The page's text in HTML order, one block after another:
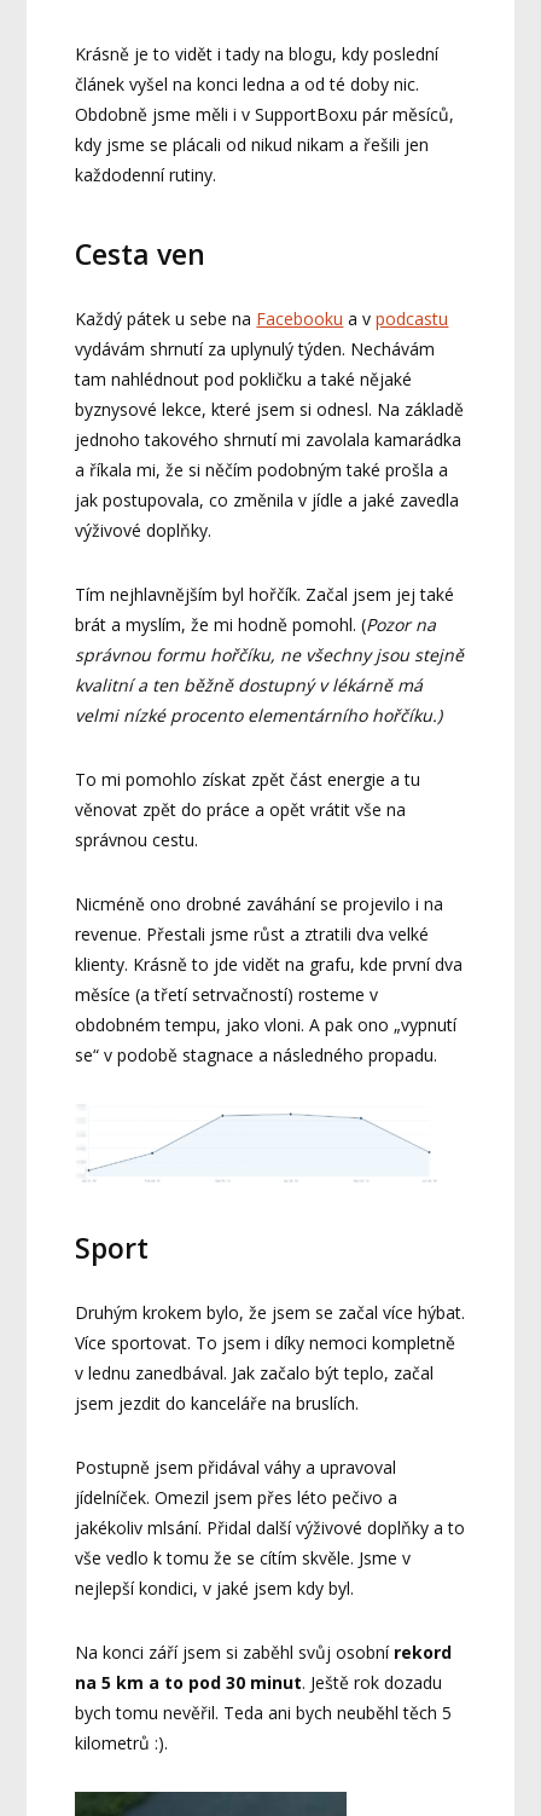
Krásně je to vidět i tady na blogu, kdy poslední
článek vyšel na konci ledna a od té doby nic.
Obdobně jsme měli i v SupportBoxu pár měsíců,
kdy jsme se plácali od nikud nikam a řešili jen
každodenní rutiny.
Cesta ven
Každý pátek u sebe na Facebooku a vpodcastu
vydávám shrnutí za uplynulý týden. Nechávám
tam nahlédnout pod pokličku a také nějaké
byznysové lekce, které jsem si odnesl. Na základě
jednoho takového shrnutí mi zavolala kamarádka
a říkala mi, že si něčím podobným také prošla a
jak postupovala, co změnila v jídle a jaké zavedla
výživové doplňky.
Tím nejhlavnějším byl hořčík. Začal jsem jej také
brát a myslím, že mi hodně pomohl. (Pozor na
správnou formu hořčíku, ne všechny jsou stejně
kvalitní a ten běžně dostupný v lékárně má
velmi nízké procento elementárního hořčíku.)
To mi pomohlo získat zpět část energie a tu
věnovat zpět do práce a opět vrátit vše na
správnou cestu.
Nicméně ono drobné zaváhání se projevilo i na
revenue. Přestali jsme růst a ztratili dva velké
klienty. Krásně to jde vidět na grafu, kde první dva
měsíce (a třetí setrvačností) rosteme v
obdobném tempu, jako vloni. A pak ono „vypnutí
se“ v podobě stagnace a následného propadu.
Sport
Druhým krokem bylo, že jsem se začal více hýbat.
Více sportovat. To jsem i díky nemoci kompletně
v lednu zanedbával. Jak začalo být teplo, začal
jsem jezdit do kanceláře na bruslích.
Postupně jsem přidával váhy a upravoval
jídelníček. Omezil jsem přes léto pečivo a
jakékoliv mlsání. Přidal další výživové doplňky a to
vše vedlo k tomu že se cítím skvěle. Jsme v
nejlepší kondici, v jaké jsem kdy byl.
Na konci září jsem si zaběhl svůj osobní rekord
na 5 km a to pod 30 minut. Ještě rok dozadu
bych tomu nevěřil. Teda ani bych neuběhl těch 5
kilometrů :).